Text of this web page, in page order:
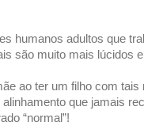
humanos adultos que
são muito mais lúcidos
ao ter um filho com
que jamais
“normal”!